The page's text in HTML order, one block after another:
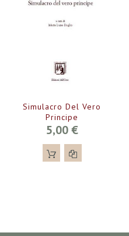
Simulacro Del Vero
Principe
5,00 €